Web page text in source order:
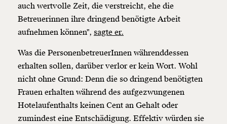
auch wertvolle Zeit, die verstreicht, ehe die
Betreuerinnen ihre dringend benötigte Arbeit
aufnehmen können", sagte er.
Was die PersonenbetreuerInnen währenddessen
erhalten sollen, darüber verlor er kein Wort. Wohl
nicht ohne Grund: Denn die so dringend benötigten
Frauen erhalten während des aufgezwungenen
Hotelaufenthalts keinen Cent an Gehalt oder
zumindest eine Entschädigung. Effektiv würden sie